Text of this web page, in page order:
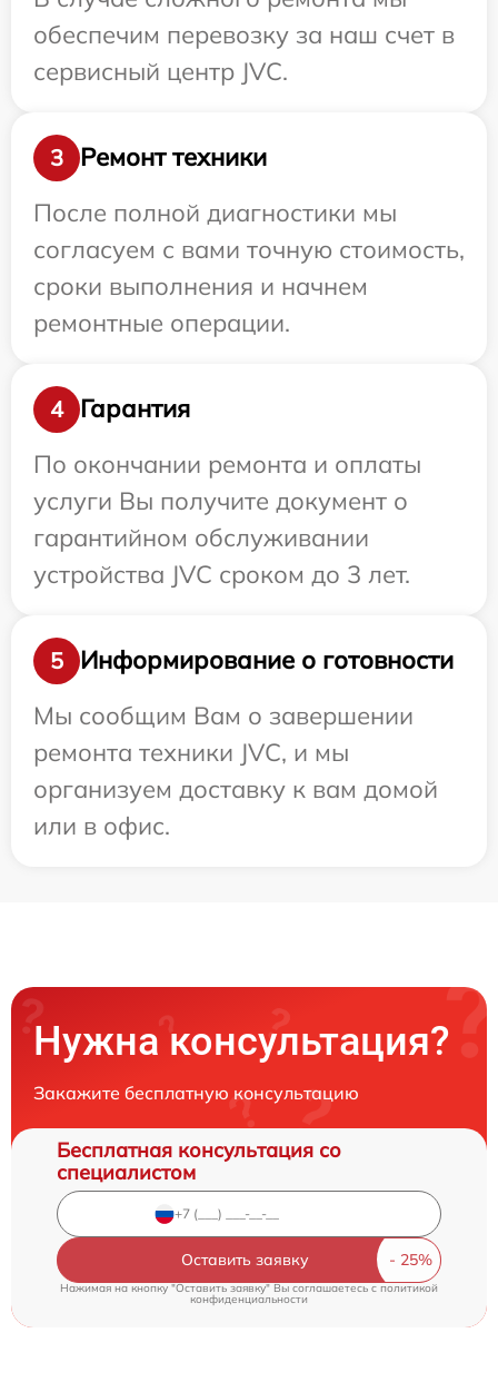
обеспечим перевозку за наш счет в
сервисный центр JVC.
3
Ремонт техники
После полной диагностики мы
согласуем с вами точную стоимость,
сроки выполнения и начнем
ремонтные операции.
4
Гарантия
По окончании ремонта и оплаты
услуги Вы получите документ о
гарантийном обслуживании
устройства JVC сроком до 3 лет.
5
Информирование о готовности
Мы сообщим Вам о завершении
ремонта техники JVC, и мы
организуем доставку к вам домой
или в офис.
Нужна консультация?
Закажите бесплатную консультацию
Бесплатная консультация со
специалистом
Оставить заявку
Нажимая на кнопку "Оставить заявку" Вы соглашаетесь cполитикой
конфиденциальности